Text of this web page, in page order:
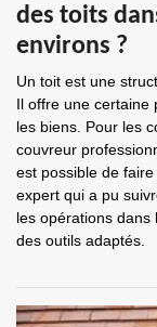
des toits
environs ?
Un toit est une
Il offre une certaine
les biens. Pour les
couvreur
est possible de
expert qui a pu
les opérations dans
des outils adaptés.